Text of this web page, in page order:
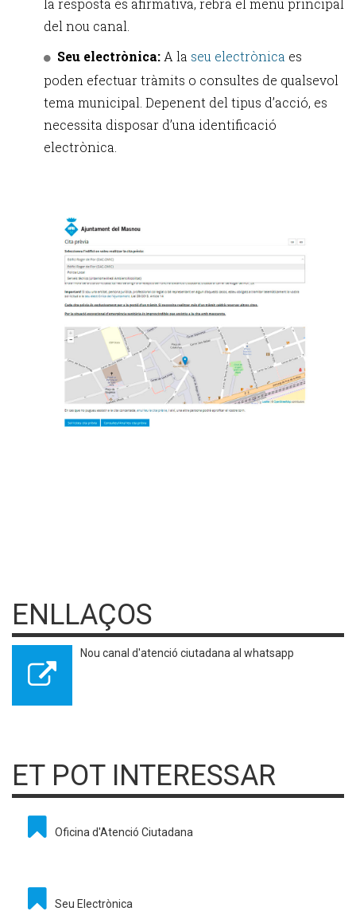
la resposta és afirmativa, rebrà el menú principal
del nou canal.
Seu electrònica: A la seu electrònica es
poden efectuar tràmits o consultes de qualsevol
tema municipal. Depenent del tipus d’acció, es
necessita disposar d’una identificació
electrònica.
ENLLAÇOS
Nou canal d'atenció ciutadana al whatsapp
ET POT INTERESSAR
Oficina d'Atenció Ciutadana
Seu Electrònica